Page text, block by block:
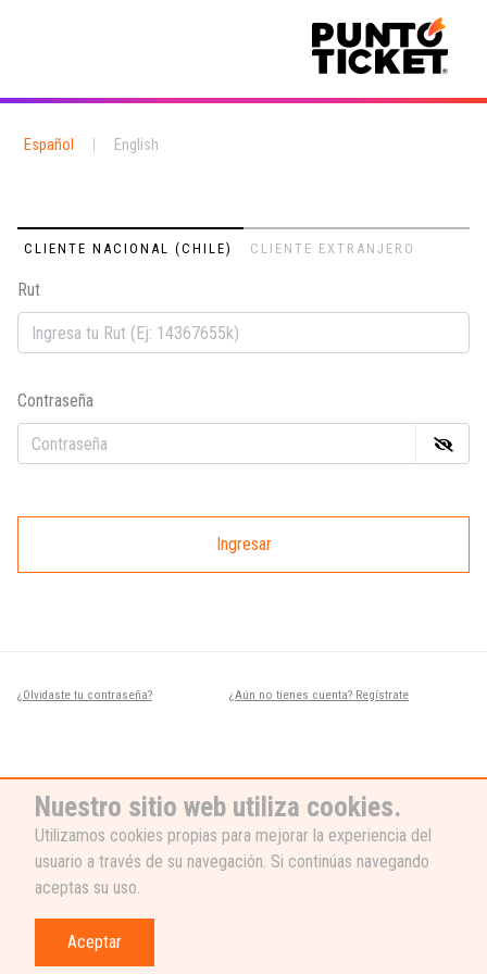
Español English
CLIENTE NACIONAL (CHILE) CLIENTE EXTRANJERO
Rut
Contraseña
Ingresar
¿Olvidaste tu contraseña? ¿Aún no tienes cuenta? Regístrate
Nuestro sitio web utiliza cookies.
Utilizamos cookies propias para mejorar la experiencia del
usuario a través de su navegación. Si continúas navegando
aceptas su uso.
Aceptar
¿NECESITAS AYUDA?
Nuestro equipo de soporte está listo